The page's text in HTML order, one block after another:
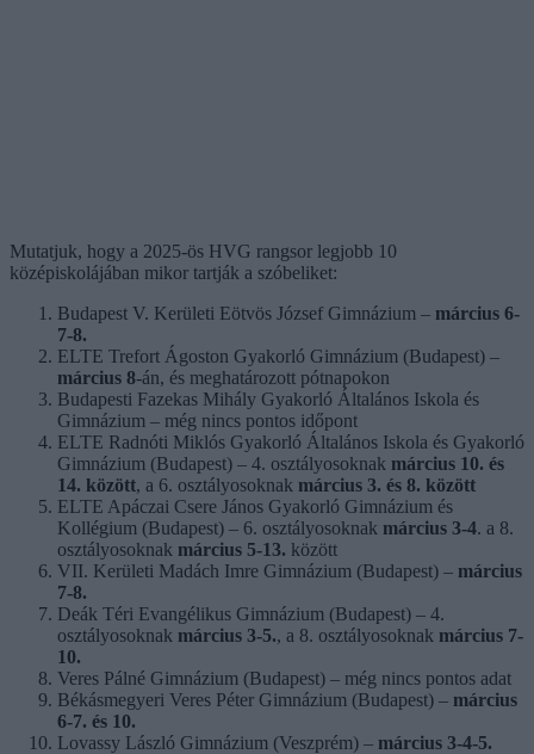
Mutatjuk, hogy a 2025-ös HVG rangsor legjobb 10
középiskolájában mikor tartják a szóbeliket:
Budapest V. Kerületi Eötvös József Gimnázium – március 6-
7-8.
ELTE Trefort Ágoston Gyakorló Gimnázium (Budapest) –
március 8-án, és meghatározott pótnapokon
Budapesti Fazekas Mihály Gyakorló Általános Iskola és
Gimnázium – még nincs pontos időpont
ELTE Radnóti Miklós Gyakorló Általános Iskola és Gyakorló
Gimnázium (Budapest) – 4. osztályosoknak március 10. és
14. között, a 6. osztályosoknak március 3. és 8. között
ELTE Apáczai Csere János Gyakorló Gimnázium és
Kollégium (Budapest) – 6. osztályosoknak március 3-4. a 8.
osztályosoknak március 5-13. között
VII. Kerületi Madách Imre Gimnázium (Budapest) – március
7-8.
Deák Téri Evangélikus Gimnázium (Budapest) – 4.
osztályosoknak március 3-5., a 8. osztályosoknak március 7-
10.
Veres Pálné Gimnázium (Budapest) – még nincs pontos adat
Békásmegyeri Veres Péter Gimnázium (Budapest) – március
6-7. és 10.
Lovassy László Gimnázium (Veszprém) – március 3-4-5.